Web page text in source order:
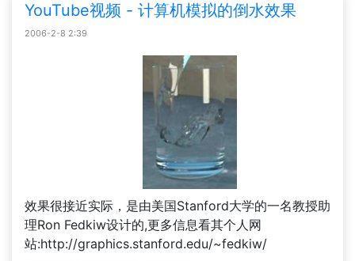
YouTube视频 - 计算机模拟的倒水效果
2006-2-8 2:39
效果很接近实际，是由美国Stanford大学的一名教授助
理Ron Fedkiw设计的,更多信息看其个人网
站:http://graphics.stanford.edu/~fedkiw/